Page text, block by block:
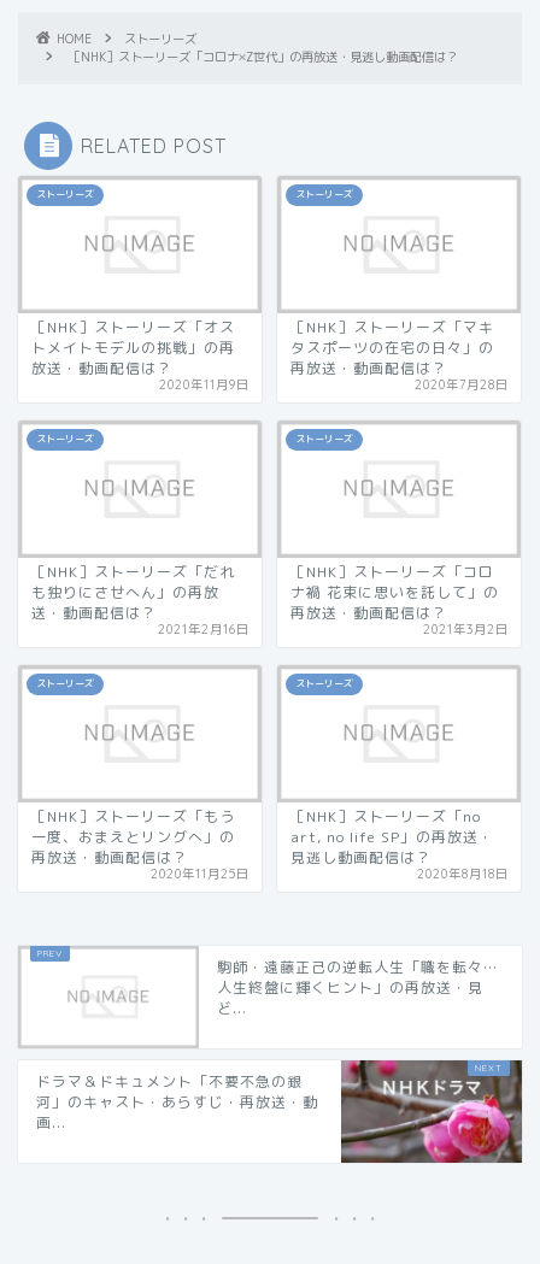
HOME
ストーリーズ
［NHK］ストーリーズ「コロナ×Z世代」の再放送・見逃し動画配信は？
RELATED POST
ストーリーズ
［NHK］ストーリーズ「オス
トメイトモデルの挑戦」の再
放送・動画配信は？
2020年11月9日
ストーリーズ
［NHK］ストーリーズ「マキ
タスポーツの在宅の日々」の
再放送・動画配信は？
2020年7月28日
ストーリーズ
［NHK］ストーリーズ「だれ
も独りにさせへん」の再放
送・動画配信は？
2021年2月16日
ストーリーズ
［NHK］ストーリーズ「コロ
ナ禍 花束に思いを託して」の
再放送・動画配信は？
2021年3月2日
ストーリーズ
［NHK］ストーリーズ「もう
一度、おまえとリングへ」の
再放送・動画配信は？
2020年11月25日
ストーリーズ
［NHK］ストーリーズ「no
art, no life SP」の再放送・
見逃し動画配信は？
2020年8月18日
駒師・遠藤正己の逆転人生「職を転々…
人生終盤に輝くヒント」の再放送・見
ど...
ドラマ＆ドキュメント「不要不急の銀
河」のキャスト・あらすじ・再放送・動
画...